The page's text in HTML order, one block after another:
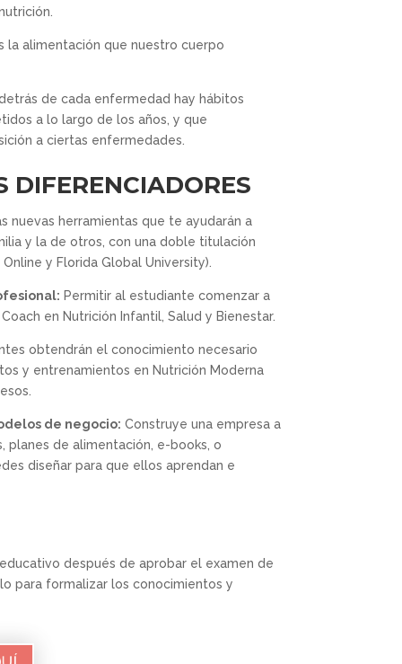
la alimentación que nuestro cuerpo
de cada enfermedad hay hábitos
a lo largo de los años, y que
a ciertas enfermedades.
DIFERENCIADORES
nuevas herramientas que te ayudarán a
y la de otros, con una doble titulación
y Florida Global University).
Permitir al estudiante comenzar a
en Nutrición Infantil, Salud y Bienestar.
obtendrán el conocimiento necesario
y entrenamientos en Nutrición Moderna
de negocio: Construye una empresa a
planes de alimentación, e-books, o
diseñar para que ellos aprendan e
después de aprobar el examen de
para formalizar los conocimientos y